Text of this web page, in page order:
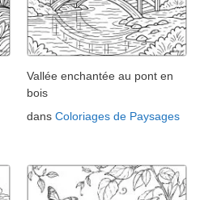
Vallée enchantée au pont en
bois
dans Coloriages de Paysages